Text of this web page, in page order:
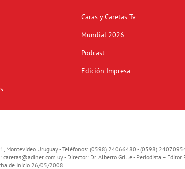
Caras y Caretas Tv
Mundial 2026
Podcast
Edición Impresa
Montevideo Uruguay - Teléfonos: (0598) 24066480 - (0598)
caretas@adinet.com.uy- Director: Dr. Alberto Grille - Periodista – Editor
de Inicio 26/05/2008